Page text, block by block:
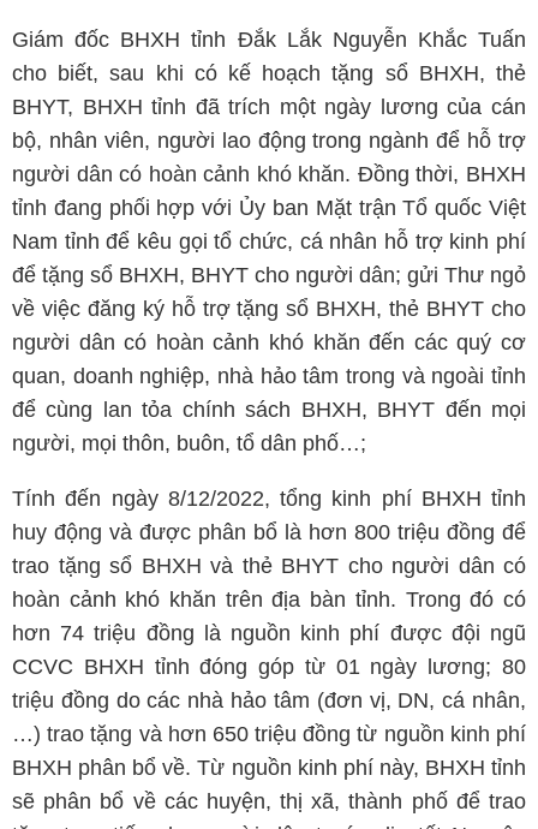
Giám đốc BHXH tỉnh Đắk Lắk Nguyễn Khắc Tuấn
cho biết, sau khi có kế hoạch tặng sổ BHXH, thẻ
BHYT, BHXH tỉnh đã trích một ngày lương của cán
bộ, nhân viên, người lao động trong ngành để hỗ trợ
người dân có hoàn cảnh khó khăn. Đồng thời, BHXH
tỉnh đang phối hợp với Ủy ban Mặt trận Tổ quốc Việt
Nam tỉnh để kêu gọi tổ chức, cá nhân hỗ trợ kinh phí
để tặng sổ BHXH, BHYT cho người dân; gửi Thư ngỏ
về việc đăng ký hỗ trợ tặng sổ BHXH, thẻ BHYT cho
người dân có hoàn cảnh khó khăn đến các quý cơ
quan, doanh nghiệp, nhà hảo tâm trong và ngoài tỉnh
để cùng lan tỏa chính sách BHXH, BHYT đến mọi
người, mọi thôn, buôn, tổ dân phố…;
Tính đến ngày 8/12/2022, tổng kinh phí BHXH tỉnh
huy động và được phân bổ là hơn 800 triệu đồng để
trao tặng sổ BHXH và thẻ BHYT cho người dân có
hoàn cảnh khó khăn trên địa bàn tỉnh. Trong đó có
hơn 74 triệu đồng là nguồn kinh phí được đội ngũ
CCVC BHXH tỉnh đóng góp từ 01 ngày lương; 80
triệu đồng do các nhà hảo tâm (đơn vị, DN, cá nhân,
…) trao tặng và hơn 650 triệu đồng từ nguồn kinh phí
BHXH phân bổ về. Từ nguồn kinh phí này, BHXH tỉnh
sẽ phân bổ về các huyện, thị xã, thành phố để trao